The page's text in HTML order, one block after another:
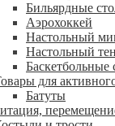
Бильярдные
Аэрохоккей
Настольный
Настольный
для
Батуты